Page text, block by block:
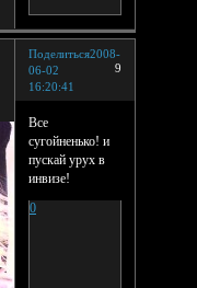
Поделиться
9
2008-
06-02
16:20:41
Все
сугойненько! и
пускай урух в
инвизе!
0